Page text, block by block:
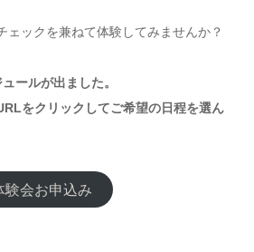
ェックを兼ねて体験してみませんか？
ールが出ました。
をクリックしてご希望の日程を選ん
験会お申込み